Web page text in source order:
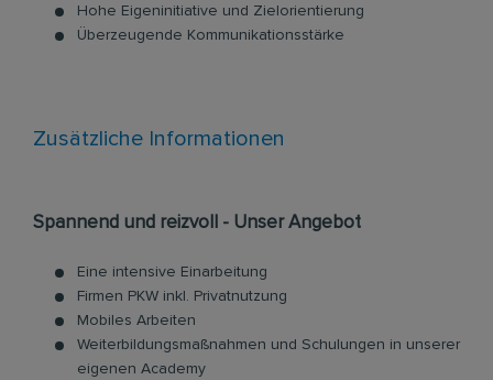
Hohe Eigeninitiative und Zielorientierung
Überzeugende Kommunikationsstärke
Zusätzliche Informationen
Spannend und reizvoll - Unser Angebot
Eine intensive Einarbeitung
Firmen PKW inkl. Privatnutzung
Mobiles Arbeiten
Weiterbildungsmaßnahmen und Schulungen in unserer
eigenen Academy